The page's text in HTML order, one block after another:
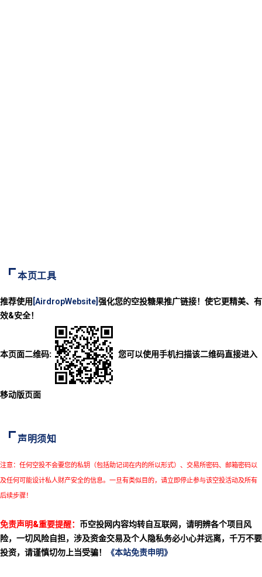
本页工具
推荐使用 [AirdropWebsite] 强化您的空投糖果推广链接！使它更精美、有
效&安全！
本页面二维码: 您可以使用手机扫描该二维码直接进入
移动版页面
声明须知
注意：任何空投不会要您的私钥（包括助记词在内的所以形式）、交易所密码、邮箱密码以
及任何可能设计私人财产安全的信息。一旦有类似目的，请立即停止参与该空投活动及所有
后续步骤！
免责声明&重要提醒： 币空投网内容均转自互联网，请明辨各个项目风
险，一切风险自担，涉及资金交易及个人隐私务必小心并远离，千万不要
投资，请谨慎切勿上当受骗！
《本站免责申明》